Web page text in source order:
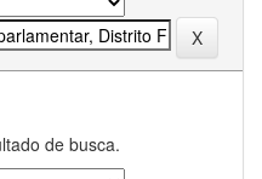
de busca.